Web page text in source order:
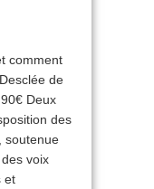
comment
de
Deux
des
soutenue
voix
et